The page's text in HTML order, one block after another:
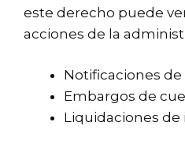
este derecho puede
acciones de la
Notificaciones de
Embargos de
Liquidaciones de